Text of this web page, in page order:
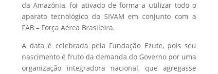
da Amazônia, foi ativado de forma a utilizar todo o
aparato tecnológico do SIVAM em conjunto com a
FAB – Força Aérea Brasileira.
A data é celebrada pela Fundação Ezute, pois seu
nascimento é fruto da demanda do Governo por uma
organização integradora nacional, que agregasse